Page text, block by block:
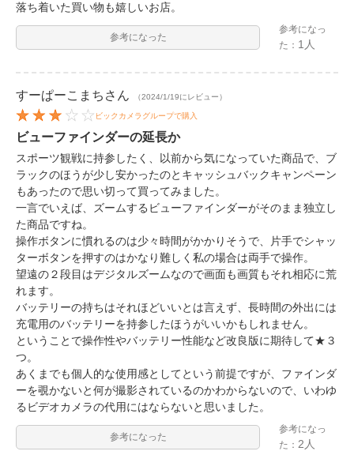
落ち着いた買い物も嬉しいお店。
参考になった
参考になっ
た： 1人
すーぱーこまち さん （2024/1/19にレビュー）
ビックカメラグループで購入
ビューファインダーの延長か
スポーツ観戦に持参したく、以前から気になっていた商品で、ブ
ラックのほうが少し安かったのとキャッシュバックキャンペーン
もあったので思い切って買ってみました。
一言でいえば、ズームするビューファインダーがそのまま独立し
た商品ですね。
操作ボタンに慣れるのは少々時間がかかりそうで、片手でシャッ
ターボタンを押すのはかなり難しく私の場合は両手で操作。
望遠の２段目はデジタルズームなので画面も画質もそれ相応に荒
れます。
バッテリーの持ちはそれほどいいとは言えず、長時間の外出には
充電用のバッテリーを持参したほうがいいかもしれません。
ということで操作性やバッテリー性能など改良版に期待して★３
つ。
あくまでも個人的な使用感としてという前提ですが、ファインダ
ーを覗かないと何が撮影されているのかわからないので、いわゆ
るビデオカメラの代用にはならないと思いました。
参考になった
参考になっ
た： 2人